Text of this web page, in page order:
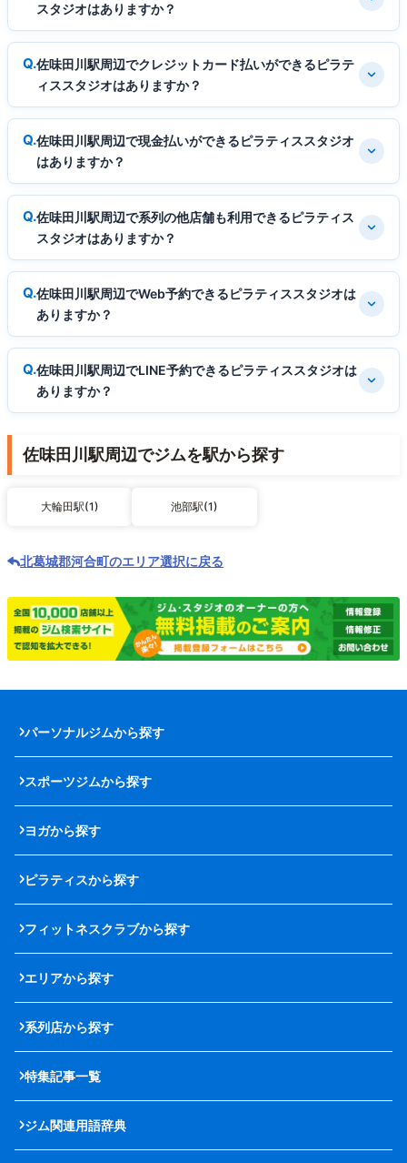
スタジオはありますか？
佐味田川駅周辺でクレジットカード払いができるピラテ
ィススタジオはありますか？
佐味田川駅周辺で現金払いができるピラティススタジオ
はありますか？
佐味田川駅周辺で系列の他店舗も利用できるピラティス
スタジオはありますか？
佐味田川駅周辺でWeb予約できるピラティススタジオは
ありますか？
佐味田川駅周辺でLINE予約できるピラティススタジオは
ありますか？
佐味田川駅周辺でジムを駅から探す
大輪田駅(1) 池部駅(1)
北葛城郡河合町のエリア選択に戻る
パーソナルジムから探す
スポーツジムから探す
ヨガから探す
ピラティスから探す
フィットネスクラブから探す
エリアから探す
系列店から探す
特集記事一覧
ジム関連用語辞典